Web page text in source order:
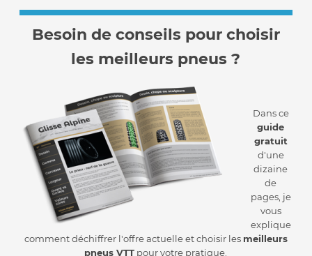
Besoin de conseils pour choisir
les meilleurs pneus ?
Dans ce
guide
gratuit
d'une
dizaine
de
pages, je
vous
explique
comment déchiffrer l'offre actuelle et choisir les meilleurs
pneus VTT pour votre pratique.